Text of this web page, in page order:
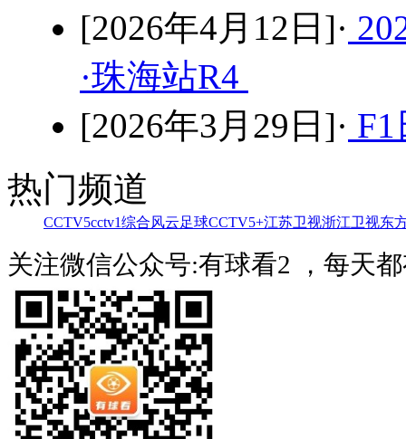
[2026年4月12日]·
·珠海站R4
[2026年3月29日]·
热门频道
CCTV5cctv1综合风云足球CCTV5+江苏卫视浙江卫视东
关注微信公众号:有球看2 ，每天